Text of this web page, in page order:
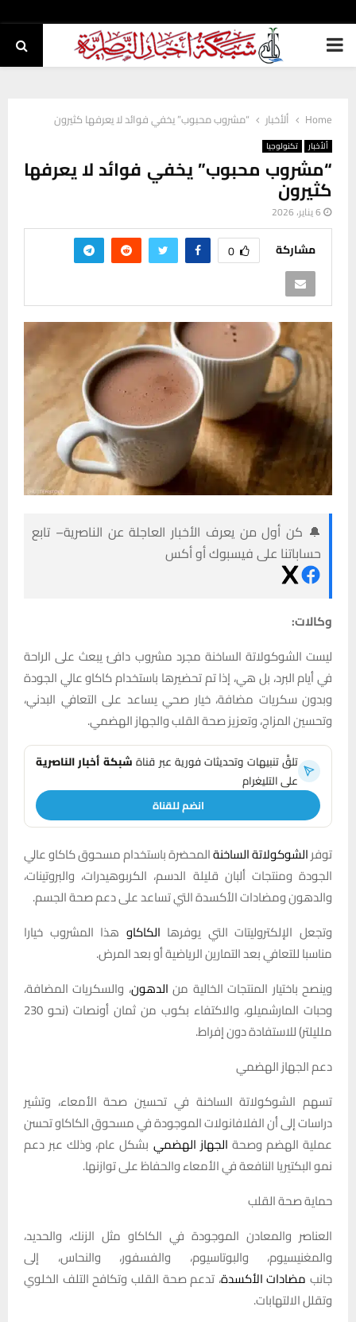
PRIMARY
Home ألأخبار “مشروب محبوب” يخفي فوائد لا يعرفها كثيرون
ألأخبار تكنولوجيا
“مشروب محبوب” يخفي فوائد لا يعرفها
كثيرون
6 يناير، 2026
مشاركة 0
🔔 كن أول من يعرف الأخبار العاجلة عن الناصرية– تابع
حساباتنا على فيسبوك أو أكس
وكالات:
ليست الشوكولاتة الساخنة مجرد مشروب دافئ يبعث على الراحة
في أيام البرد، بل هي، إذا تم تحضيرها باستخدام كاكاو عالي الجودة
وبدون سكريات مضافة، خيار صحي يساعد على التعافي البدني،
وتحسين المزاج، وتعزيز صحة القلب والجهاز الهضمي.
تلقَّ تنبيهات وتحديثات فورية عبر قناةشبكة أخبار الناصرية
على التليغرام
انضم للقناة
توفرالشوكولاتة الساخنةالمحضرة باستخدام مسحوق كاكاو عالي
الجودة ومنتجات ألبان قليلة الدسم، الكربوهيدرات، والبروتينات،
والدهون ومضادات الأكسدة التي تساعد على دعم صحة الجسم.
وتجعل الإلكتروليتات التي يوفرها الكاكاو هذا المشروب خيارا
مناسبا للتعافي بعد التمارين الرياضية أو بعد المرض.
وينصح باختيار المنتجات الخالية من الدهون، والسكريات المضافة،
وحبات المارشميلو، والاكتفاء بكوب من ثمان أونصات (نحو 230
ملليلتر) للاستفادة دون إفراط.
دعم الجهاز الهضمي
تسهم الشوكولاتة الساخنة في تحسين صحة الأمعاء، وتشير
دراسات إلى أن الفلافانولات الموجودة في مسحوق الكاكاو تحسن
عملية الهضم وصحة الجهاز الهضمي بشكل عام، وذلك عبر دعم
نمو البكتيريا النافعة في الأمعاء والحفاظ على توازنها.
حماية صحة القلب
العناصر والمعادن الموجودة في الكاكاو مثل الزنك، والحديد،
والمغنيسيوم، والبوتاسيوم، والفسفور، والنحاس، إلى
جانب مضادات الأكسدة، تدعم صحة القلب وتكافح التلف الخلوي
وتقلل الالتهابات.